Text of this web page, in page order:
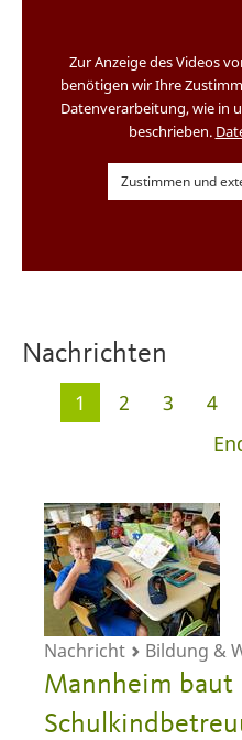
Zur Anzeige des Videos
benötigen wir Ihre
Datenverarbeitung, wie in
beschrieben.
Zustimmen und
Nachrichten
Seitennummerierung
Aktuelle
1 Seite
2 Seite
3 4
Nachricht Bildung &
Mannheim baut